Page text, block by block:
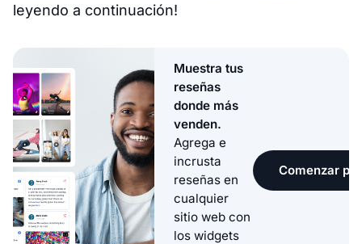
leyendo a continuación!
Muestra tus
reseñas
donde más
venden.
Agrega e
incrusta
reseñas en
cualquier
sitio web con
los widgets
Comenzar